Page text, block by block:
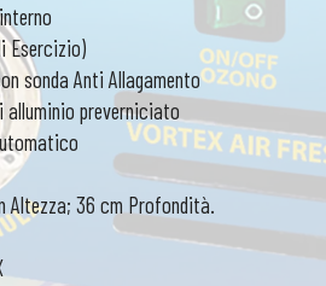
Esercizio)
sonda Anti Allagamento
preverniciato
Altezza; 36 cm Profondità.